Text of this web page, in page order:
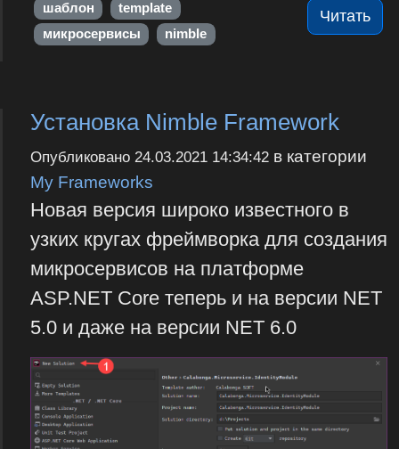
Читать
шаблон
template
микросервисы
nimble
Установка Nimble Framework
Опубликовано 24.03.2021 14:34:42в категории
My Frameworks
Новая версия широко известного в
узких кругах фреймворка для создания
микросервисов на платформе
ASP.NET Core теперь и на версии NET
5.0 и даже на версии NET 6.0